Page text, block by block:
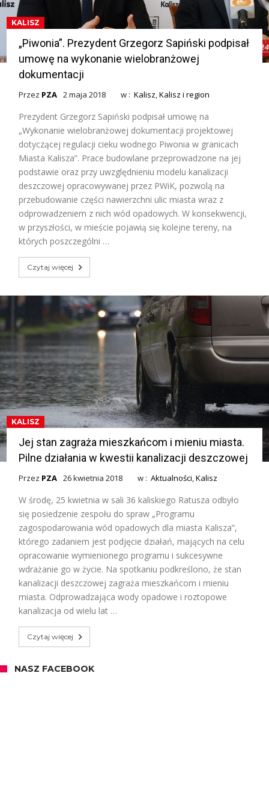
KALISZ
„Piwonia”. Prezydent Grzegorz Sapiński podpisał
umowę na wykonanie wielobranżowej
dokumentacji
Przez PZA 2 maja 2018 w :Kalisz,Kalisz i region
Prezydent Grzegorz Sapiński podpisał umowę na
„Wykonanie wielobranżowej dokumentacji projektowej
dotyczącej regulacji cieku wodnego Piwonia w granicach
Miasta Kalisza”. Prace budowlane przeprowadzone na jej
podstawie oraz przy uwzględnieniu modelu kanalizacji
deszczowej opracowywanej przez PWiK, pozwolą na
przebudowanie części nawierzchni ulic miasta wraz z
odprowadzeniem z nich wód opadowych. W konsekwencji,
w przyszłości, w mieście pojawią się kolejne tereny, na
których poszczególni …
Czytaj więcej
KALISZ
Jej stan zagraża mieszkańcom i mieniu miasta.
Pilne działania w kwestii kanalizacji deszczowej
Przez PZA 26 kwietnia 2018 w :Aktualności,Kalisz
W środę, 25 kwietnia w sali 36 kaliskiego Ratusza odbyło
się posiedzenie zespołu do spraw „Programu
zagospodarowania wód opadowych dla miasta Kalisza”,
którego zadaniem jest podjęcie działań, mających na celu
opracowanie wymienionego programu i sukcesywne
wdrażanie go w życie. Na spotkaniu podkreślono, że stan
kanalizacji deszczowej zagraża mieszkańcom i mieniu
miasta. Odprowadzająca wody opadowe i roztopowe
kanalizacja od wielu lat …
Czytaj więcej
NASZ FACEBOOK